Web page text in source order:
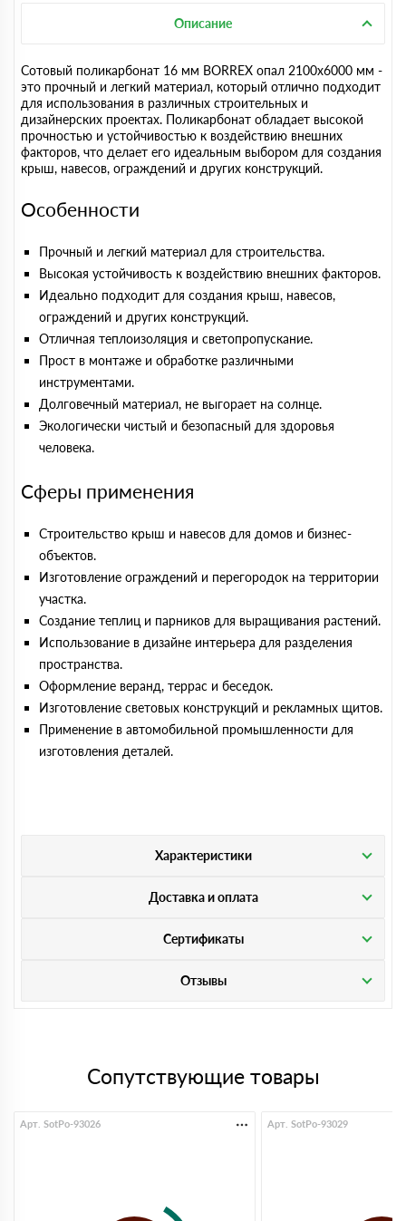
Описание
Сотовый поликарбонат 16 мм BORREX опал 2100х6000 мм -
это прочный и легкий материал, который отлично подходит
для использования в различных строительных и
дизайнерских проектах. Поликарбонат обладает высокой
прочностью и устойчивостью к воздействию внешних
факторов, что делает его идеальным выбором для создания
крыш, навесов, ограждений и других конструкций.
Особенности
Прочный и легкий материал для строительства.
Высокая устойчивость к воздействию внешних факторов.
Идеально подходит для создания крыш, навесов,
ограждений и других конструкций.
Отличная теплоизоляция и светопропускание.
Прост в монтаже и обработке различными
инструментами.
Долговечный материал, не выгорает на солнце.
Экологически чистый и безопасный для здоровья
человека.
Сферы применения
Строительство крыш и навесов для домов и бизнес-
объектов.
Изготовление ограждений и перегородок на территории
участка.
Создание теплиц и парников для выращивания растений.
Использование в дизайне интерьера для разделения
пространства.
Оформление веранд, террас и беседок.
Изготовление световых конструкций и рекламных щитов.
Применение в автомобильной промышленности для
изготовления деталей.
Характеристики
Доставка и оплата
Сертификаты
Отзывы
Сопутствующие товары
Арт. SotPo-93026 Арт. SotPo-93029